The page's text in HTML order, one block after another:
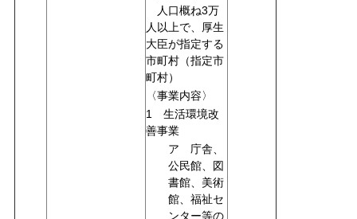
人口概ね3万
人以上で、厚生
大臣が指定する
市町村（指定市
町村）
〈事業内容〉
1 生活環境改
善事業
ア 庁舎、
公民館、図
書館、美術
館、福祉セ
ンター等の